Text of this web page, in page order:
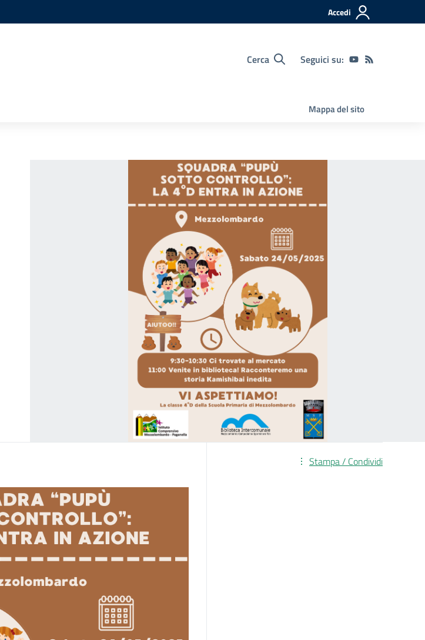
Accedi
Cerca Seguici su:
Mappa del sito
Stampa / Condividi